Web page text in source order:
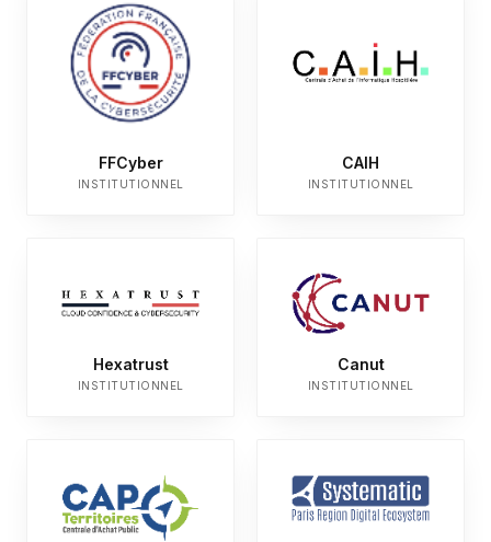
FFCyber
INSTITUTIONNEL
CAIH
INSTITUTIONNEL
Hexatrust
INSTITUTIONNEL
Canut
INSTITUTIONNEL